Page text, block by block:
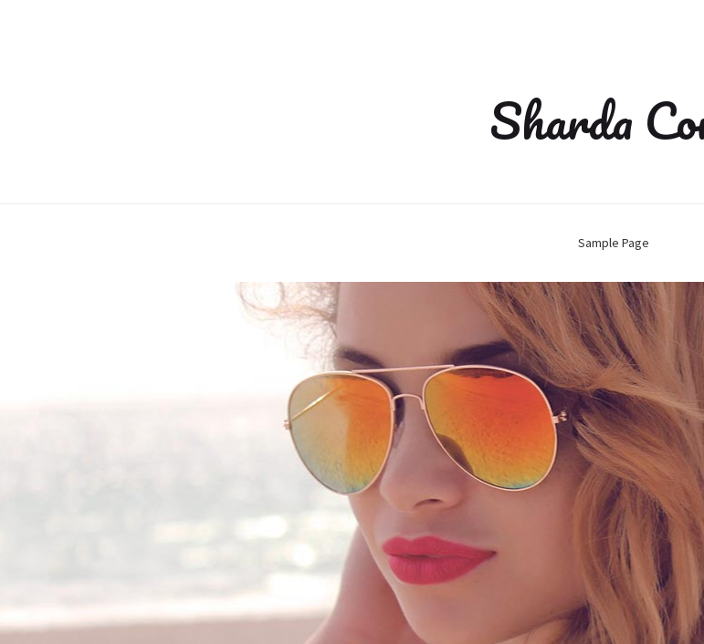
Sharda
Sample Page